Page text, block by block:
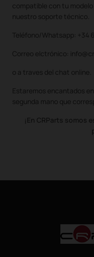
compatible con tu
nuestro soporte técnico.
Teléfono/Whatsapp: +34
Correo elctrónico:
o a traves del chat online.
Estaremos encantados
segunda mano que
¡En CRParts somos